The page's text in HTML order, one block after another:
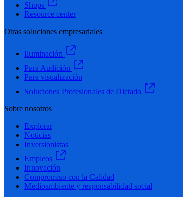
Shops
Resource center
Otras soluciones empresariales
Iluminación
Para Audición
Para visualización
Soluciones Profesionales de Dictado
Sobre nosotros
Explorar
Noticias
Inversionistas
Empleos
Innovación
Compromiso con la Calidad
Medioambiente y responsabilidad social